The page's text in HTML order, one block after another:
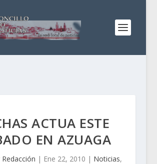
ACTUA ESTE
EN AZUAGA
Redacción | Ene 22, 2010 | Noticias,